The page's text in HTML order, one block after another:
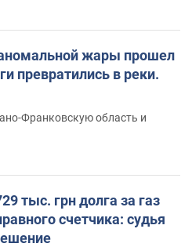
жары прошел
превратились в реки.
Франковскую область и
тыс. грн долга за газ
счетчика: судья